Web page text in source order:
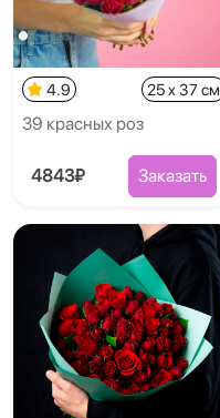
4.9 25 x 37 см
39 красных роз
4843₽ Заказать